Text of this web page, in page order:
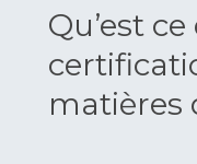
Qu’est
matières